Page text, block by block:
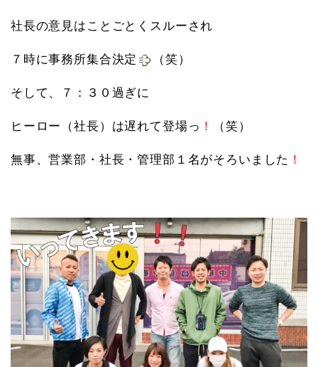
社長の意見はことごとくスルーされ
７時に事務所集合決定 （笑）
そして、７：３０過ぎに
ヒーロー（社長）は遅れて登場っ ！ （笑）
無事、営業部・社長・管理部１名がそろいました ！